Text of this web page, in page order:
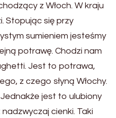
z Włoch. W kraju
Stopując się przy
sumieniem jesteśmy
potrawę. Chodzi nam
Jest to potrawa,
z czego słyną Włochy.
jest to ulubiony
cienki. Taki